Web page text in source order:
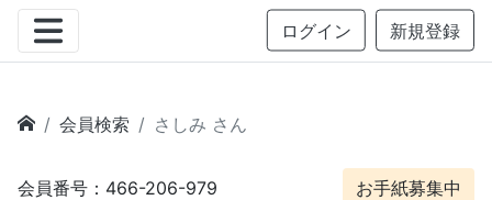
ログイン 新規登録
会員検索 さしみ さん
会員番号：466-206-979 お手紙募集中